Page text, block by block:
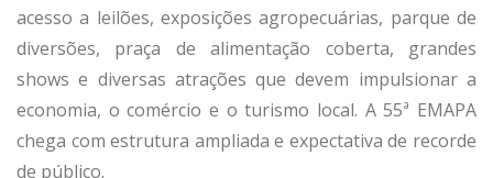
acesso a leilões, exposições agropecuárias, parque de
diversões, praça de alimentação coberta, grandes
shows e diversas atrações que devem impulsionar a
economia, o comércio e o turismo local. A 55ª EMAPA
chega com estrutura ampliada e expectativa de recorde
de público.